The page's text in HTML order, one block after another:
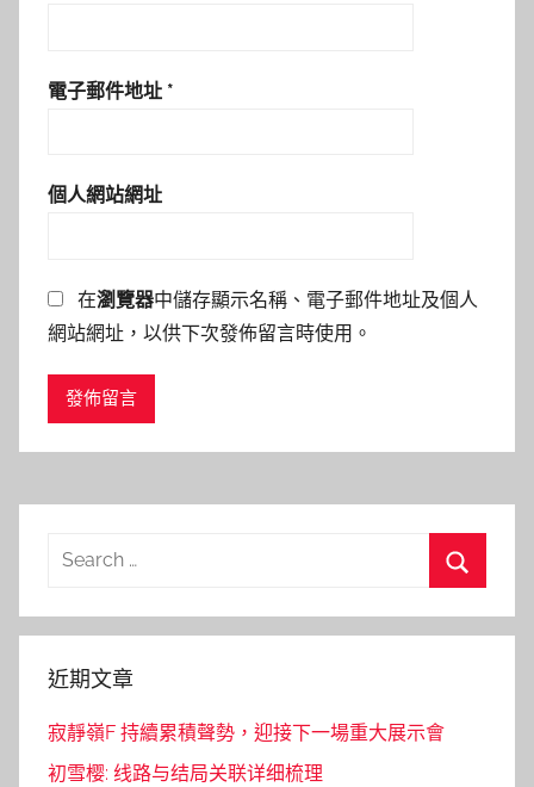
電子郵件地址 *
個人網站網址
在瀏覽器中儲存顯示名稱、電子郵件地址及個人
網站網址，以供下次發佈留言時使用。
Search
近期文章
寂靜嶺F 持續累積聲勢，迎接下一場重大展示會
初雪樱: 线路与结局关联详细梳理